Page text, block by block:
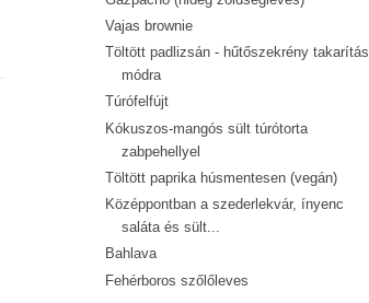
Vajas brownie
Töltött padlizsán - hűtőszekrény takarítás
módra
Túrófelfújt
Kókuszos-mangós sült túrótorta
zabpehellyel
Töltött paprika húsmentesen (vegán)
Középpontban a szederlekvár, ínyenc
saláta és sült...
Bahlava
Fehérboros szőlőleves